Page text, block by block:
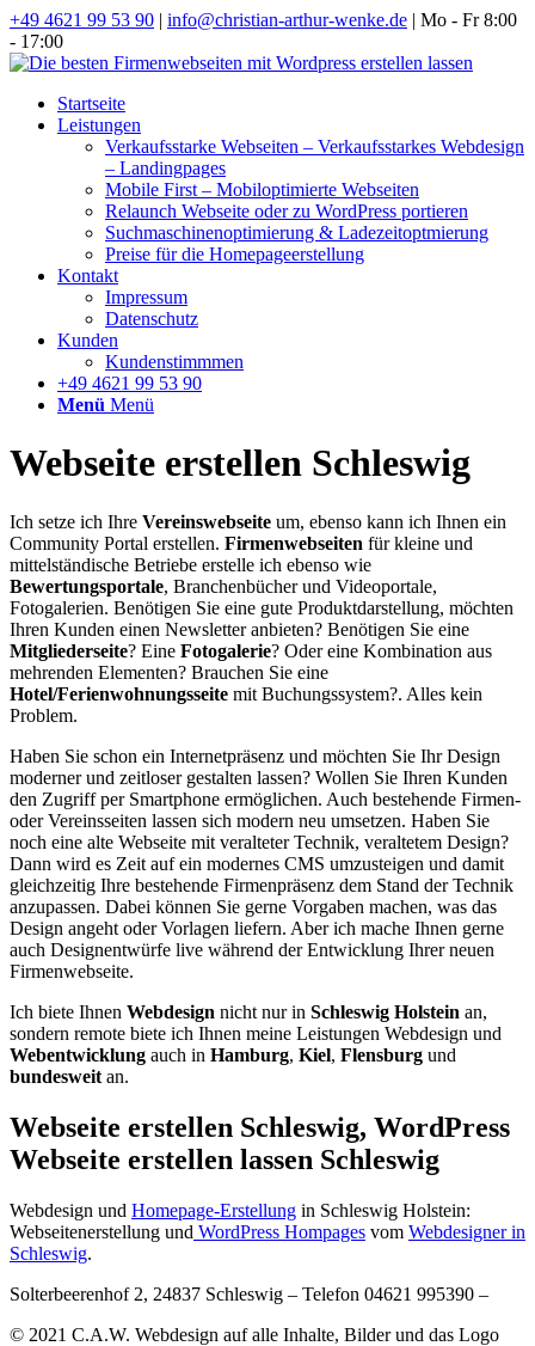
+49 4621 99 53 90 | info@christian-arthur-wenke.de | Mo - Fr 8:00
- 17:00
Startseite
Leistungen
Verkaufsstarke Webseiten – Verkaufsstarkes Webdesign
– Landingpages
Mobile First – Mobiloptimierte Webseiten
Relaunch Webseite oder zu WordPress portieren
Suchmaschinenoptimierung & Ladezeitoptmierung
Preise für die Homepageerstellung
Kontakt
Impressum
Datenschutz
Kunden
Kundenstimmmen
+49 4621 99 53 90
Menü Menü
Webseite erstellen Schleswig
Ich setze ich Ihre Vereinswebseite um, ebenso kann ich Ihnen ein
Community Portal erstellen. Firmenwebseiten für kleine und
mittelständische Betriebe erstelle ich ebenso wie
Bewertungsportale, Branchenbücher und Videoportale,
Fotogalerien. Benötigen Sie eine gute Produktdarstellung, möchten
Ihren Kunden einen Newsletter anbieten? Benötigen Sie eine
Mitgliederseite? Eine Fotogalerie? Oder eine Kombination aus
mehrenden Elementen? Brauchen Sie eine
Hotel/Ferienwohnungsseite mit Buchungssystem?. Alles kein
Problem.
Haben Sie schon ein Internetpräsenz und möchten Sie Ihr Design
moderner und zeitloser gestalten lassen? Wollen Sie Ihren Kunden
den Zugriff per Smartphone ermöglichen. Auch bestehende Firmen-
oder Vereinsseiten lassen sich modern neu umsetzen. Haben Sie
noch eine alte Webseite mit veralteter Technik, veraltetem Design?
Dann wird es Zeit auf ein modernes CMS umzusteigen und damit
gleichzeitig Ihre bestehende Firmenpräsenz dem Stand der Technik
anzupassen. Dabei können Sie gerne Vorgaben machen, was das
Design angeht oder Vorlagen liefern. Aber ich mache Ihnen gerne
auch Designentwürfe live während der Entwicklung Ihrer neuen
Firmenwebseite.
Ich biete Ihnen Webdesign nicht nur in Schleswig Holstein an,
sondern remote biete ich Ihnen meine Leistungen Webdesign und
Webentwicklung auch in Hamburg, Kiel, Flensburg und
bundesweit an.
Webseite erstellen Schleswig, WordPress
Webseite erstellen lassen Schleswig
Webdesign und Homepage-Erstellung in Schleswig Holstein:
Webseitenerstellung und WordPress Hompages vom Webdesigner in
Schleswig.
Solterbeerenhof 2, 24837 Schleswig – Telefon 04621 995390 –
© 2021 C.A.W. Webdesign auf alle Inhalte, Bilder und das Logo